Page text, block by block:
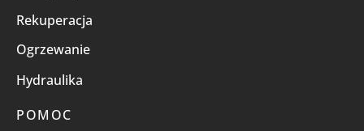
Rekuperacja
Ogrzewanie
Hydraulika
POMOC